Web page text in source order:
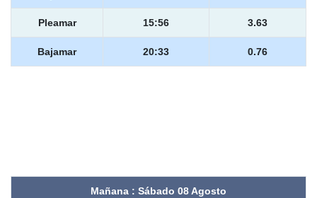
Pleamar 15:56 3.63
Bajamar 20:33 0.76
Mañana : Sábado 08 Agosto